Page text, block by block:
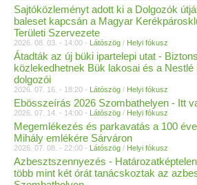
Sajtóközleményt adott ki a Dolgozók
baleset kapcsán a Magyar
Területi Szervezete
2026. 08. 03. - 14:00 - Látószög / Helyi fókusz
Átadták az új büki ipartelepi utat -
közlekedhetnek Bük lakosai és a Nestlé
dolgozói
2026. 07. 16. - 18:20 - Látószög / Helyi fókusz
Ebösszeírás 2026 Szombathelyen - Itt
2026. 07. 14. - 14:00 - Látószög / Helyi fókusz
Megemlékezés és parkavatás a 100
Mihály emlékére Sárváron
2026. 07. 08. - 22:00 - Látószög / Helyi fókusz
Azbesztszennyezés -
több mint két órát tanácskoztak az